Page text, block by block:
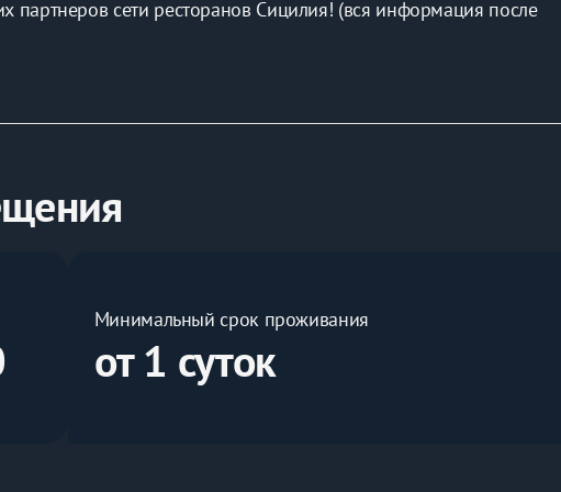
партнеров сети ресторанов Сицилия! (вся информация после
чайник, фен, сушилка для белья
Минимальный срок проживания
от 1 суток